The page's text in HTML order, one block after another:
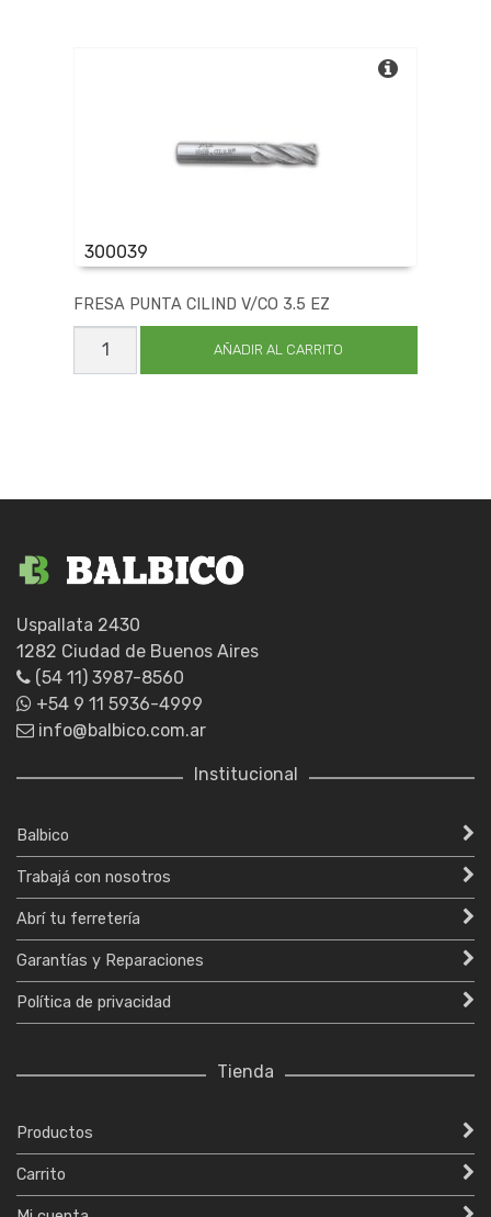
300039
FRESA PUNTA CILIND V/CO 3.5 EZ
FRESA
PUNTA
CILIND
AÑADIR AL CARRITO
Uspallata 2430
1282 Ciudad de Buenos Aires
(54 11) 3987-8560
+54 9 11 5936-4999
info@balbico.com.ar
Institucional
Balbico
Trabajá con nosotros
Abrí tu ferretería
Garantías y Reparaciones
Política de privacidad
Tienda
Productos
Carrito